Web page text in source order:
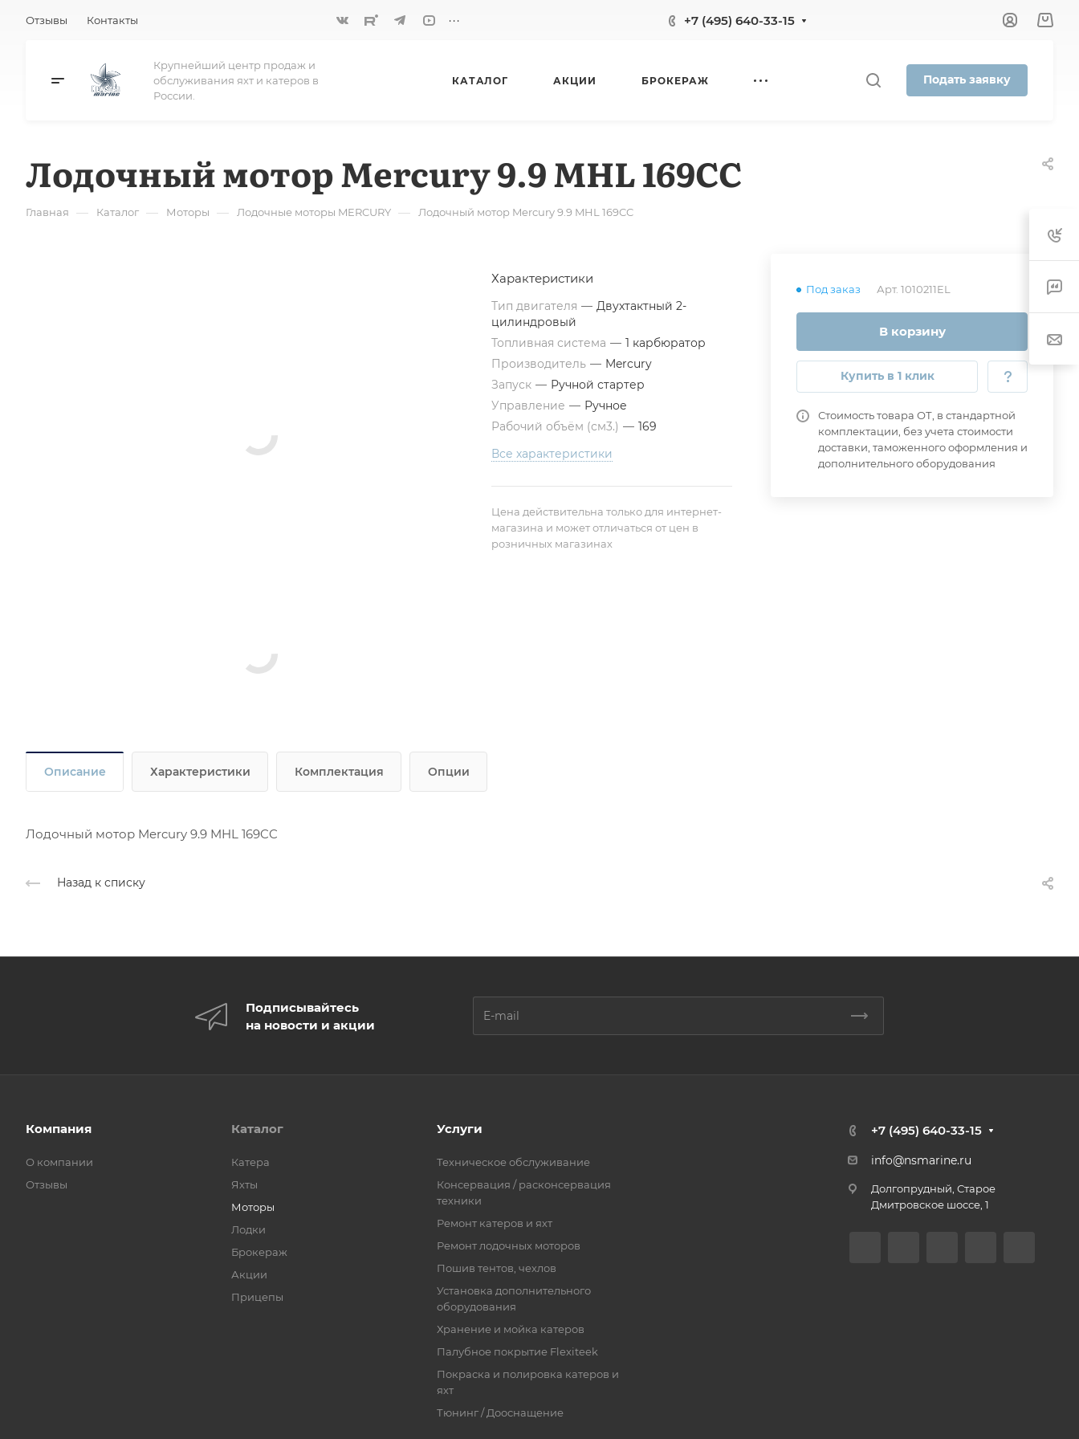
Отзывы Контакты ... +7 (495) 640-33-15
Крупнейший центр продаж и
обслуживания яхт и катеров в
России.
КАТАЛОГ АКЦИИ БРОКЕРАЖ Подать заявку
Лодочный мотор Mercury 9.9 MHL 169CC
Главная — Каталог — Моторы — Лодочные моторы MERCURY — Лодочный мотор Mercury 9.9 MHL 169CC
Под заказ Арт. 1010211EL
В корзину
Купить в 1 клик
Стоимость товара ОТ, в стандартной
комплектации, без учета стоимости
доставки, таможенного оформления и
дополнительного оборудования
Характеристики
Тип двигателя — Двухтактный 2-
цилиндровый
Топливная система — 1 карбюратор
Производитель — Mercury
Запуск — Ручной стартер
Управление — Ручное
Рабочий объём (см3.) — 169
Все характеристики
Цена действительна только для интернет-
магазина и может отличаться от цен в
розничных магазинах
Описание Характеристики Комплектация Опции
Лодочный мотор Mercury 9.9 MHL 169CC
Назад к списку
Подписывайтесь
на новости и акции
Компания
О компании
Отзывы
Каталог
Катера
Яхты
Моторы
Лодки
Брокераж
Акции
Прицепы
Услуги
Техническое обслуживание
Консервация / расконсервация
техники
Ремонт катеров и яхт
Ремонт лодочных моторов
Пошив тентов, чехлов
Установка дополнительного
оборудования
Хранение и мойка катеров
Палубное покрытие Flexiteek
Покраска и полировка катеров и
яхт
Тюнинг / Дооснащение
+7 (495) 640-33-15
info@nsmarine.ru
Долгопрудный, Старое
Дмитровское шоссе, 1